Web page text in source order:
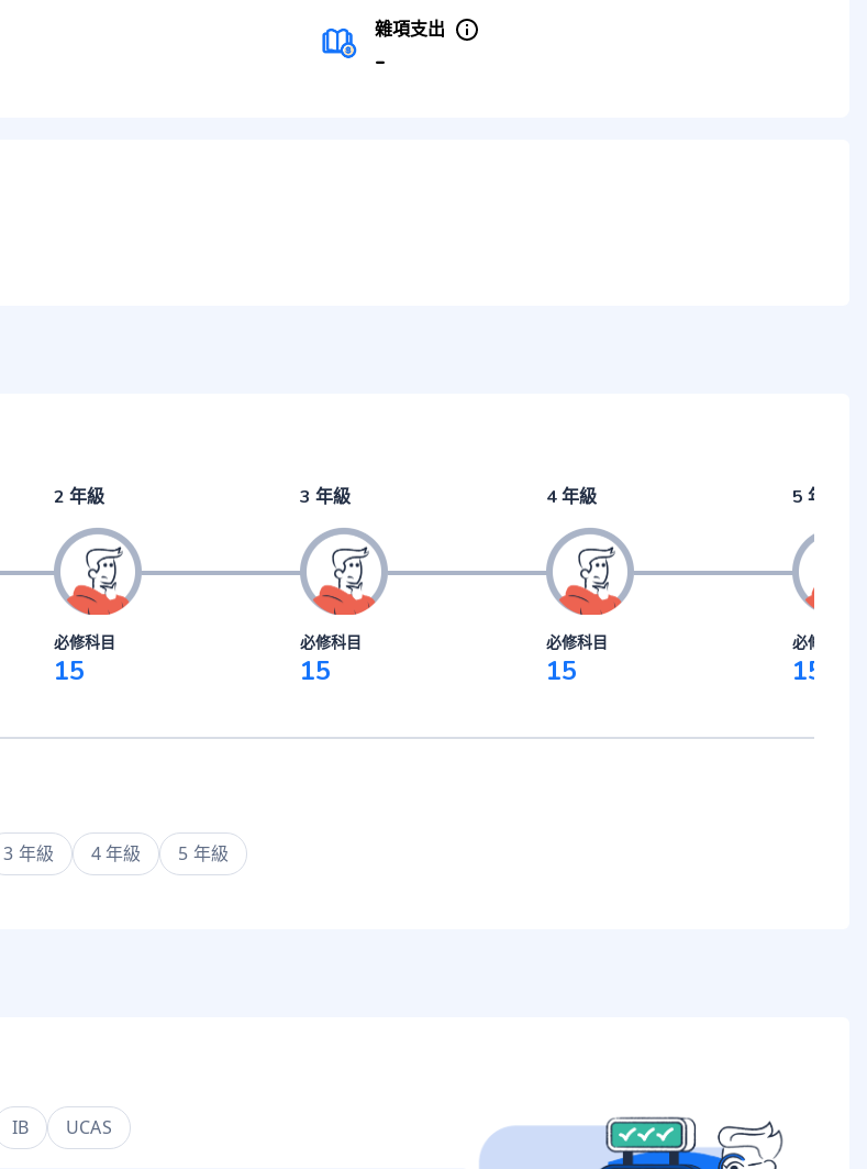
雜項支出
-
2 年級
必修科目
15
3 年級
必修科目
15
4 年級
必修科目
15
5 年級
必修科目
15
3 年級 4 年級 5 年級
IB UCAS